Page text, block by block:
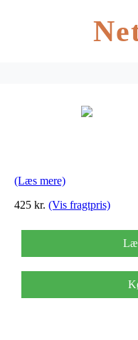
(Læs mere)
425 kr. (Vis fragtpris)